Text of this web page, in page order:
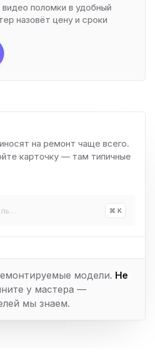
поломки в удобный
назовёт цену и сроки
на ремонт чаще всего.
карточку — там типичные
⌘ K
модели. Не
у мастера —
мы знаем.